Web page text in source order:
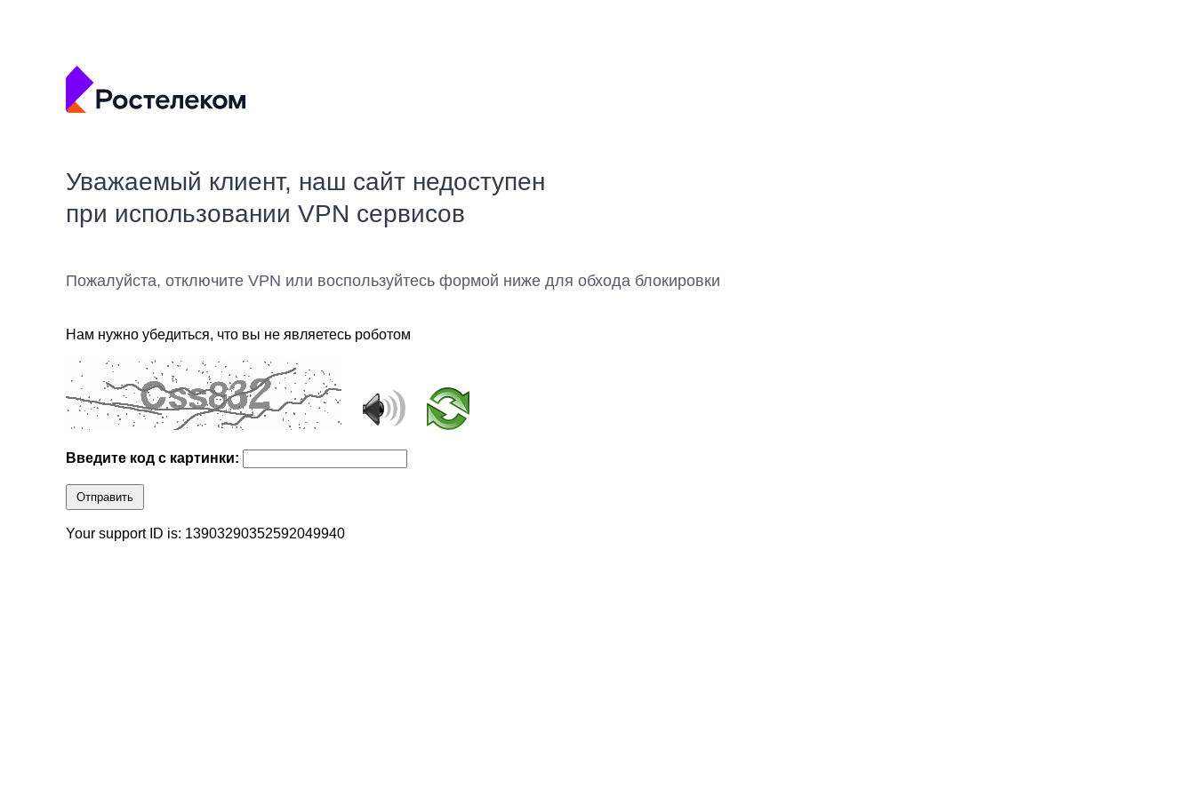
Уважаемый клиент, наш сайт недоступен
при использовании VPN сервисов
Пожалуйста, отключите VPN или воспользуйтесь формой ниже для обхода блокировки
Нам нужно убедиться, что вы не являетесь роботом
Введите код с картинки:
Отправить
Your support ID is: 13903290352592049940